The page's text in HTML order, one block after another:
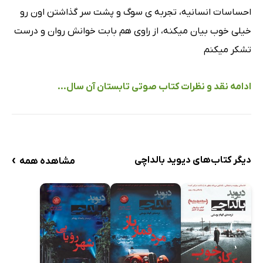
8 دقیقه فصل سی و چهارم
10 دقیقه فصل سی و پنجم
فصل سی و ششم
فصل سی و هفتم
10 دقیقه فصل چهلم
6 دقیقه فصل چهل و یکم
13 دقیقه فصل چهل و دوم
15 دقیقه فصل چهل و سوم
7 دقیقه فصل چهل و چهارم
احساسات انسانیه، تجربه ی سوگ و پشت سر گذاشتن اون رو
خیلی خوب بیان میکنه، از راوی هم بابت خوانش روان و درست
تشکر میکنم
ادامه نقد و نظرات کتاب صوتی تابستان آن سال...
دیگر کتاب‌های دیوید بالداچی مشاهده همه ›